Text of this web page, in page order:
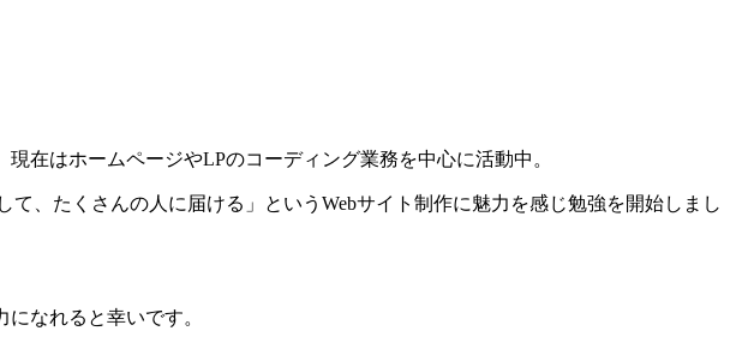
在はホームページやLPのコーディング業務を中心に活動中。
、たくさんの人に届ける」というWebサイト制作に魅力を感じ勉強を開始しまし
なれると幸いです。